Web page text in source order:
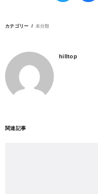
カテゴリー 未分類
hilltop
関連記事